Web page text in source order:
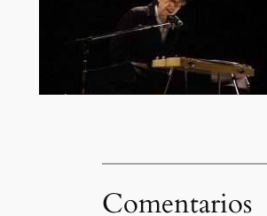
Comentarios